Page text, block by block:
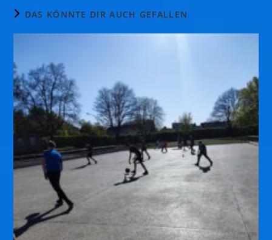
DAS KÖNNTE DIR AUCH GEFALLEN